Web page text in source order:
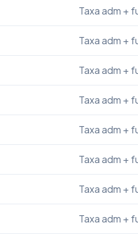
Taxa adm +
Taxa adm +
Taxa adm +
Taxa adm +
Taxa adm +
Taxa adm +
Taxa adm +
Taxa adm +